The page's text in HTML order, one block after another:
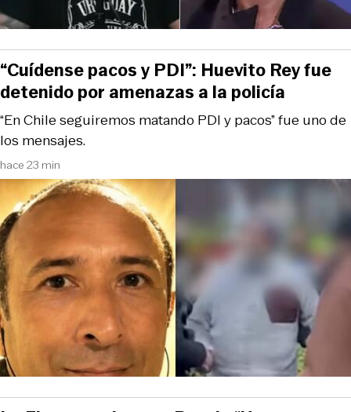
hace 23 min
“En Chile seguiremos matando PDI y pacos” fue uno de
los mensajes.
“Cuídense pacos y PDI”: Huevito Rey fue
detenido por amenazas a la policía